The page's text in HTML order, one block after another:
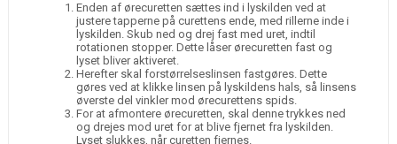
Enden af ørecuretten sættes ind i lyskilden ved at
justere tapperne på curettens ende, med rillerne inde i
lyskilden. Skub ned og drej fast med uret, indtil
rotationen stopper. Dette låser ørecuretten fast og
lyset bliver aktiveret.
Herefter skal forstørrelseslinsen fastgøres. Dette
gøres ved at klikke linsen på lyskildens hals, så linsens
øverste del vinkler mod ørecurettens spids.
For at afmontere ørecuretten, skal denne trykkes ned
og drejes mod uret for at blive fjernet fra lyskilden.
Lyset slukkes, når curetten fjernes.